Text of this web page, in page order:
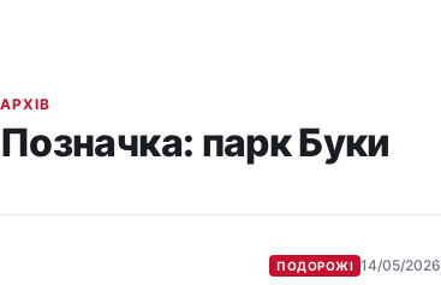
АРХІВ
Позначка: парк Буки
ПОДОРОЖІ 14/05/2026